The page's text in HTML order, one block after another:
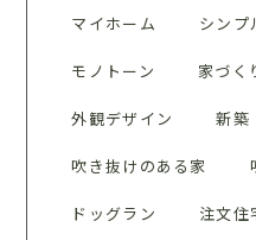
マイホーム シンプ
モノトーン 家づく
外観デザイン 新築
吹き抜けのある家
ドッグラン 注文住